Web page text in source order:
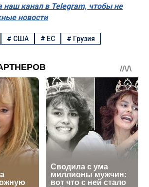
наш канал в Telegram, чтобы не
новости
# США # ЕС # Грузия